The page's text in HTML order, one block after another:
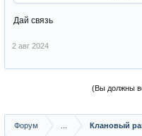
7.СОРК
9.бд
Набор гладов через
Дай связь
2 авг 2024
(Вы должны
Форум Клановый